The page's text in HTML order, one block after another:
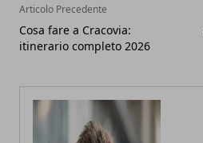
Articolo Precedente
Cosa fare a Cracovia:
itinerario completo 2026